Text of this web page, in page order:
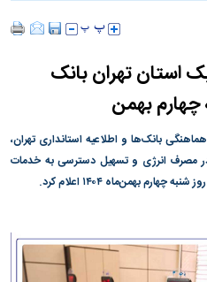
تهران بانک
چهارم بهمن
بانک‌ها و اطلاعیه استانداری تهران،
مصرف انرژی و تسهیل دسترسی به خدمات
بهمن‌ماه ۱۴۰۴ اعلام کرد.